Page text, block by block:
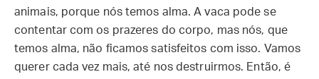
animais, porque nós temos alma. A vaca pode se
contentar com os prazeres do corpo, mas nós, que
temos alma, não ficamos satisfeitos com isso. Vamos
querer cada vez mais, até nos destruirmos. Então, é